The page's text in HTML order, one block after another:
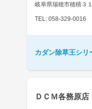
岐阜県瑞穂市穂積３
TEL: 058-329-0016
カダン除草王シリ
ＤＣＭ各務原店